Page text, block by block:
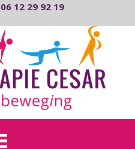
06 12 29 92 19